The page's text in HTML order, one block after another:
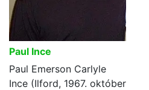
Paul Ince
Paul Emerson Carlyle
Ince (Ilford, 1967. október